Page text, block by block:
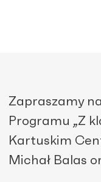
Zapraszamy
Programu „Z
Kartuskim
Michał Balas